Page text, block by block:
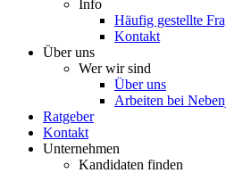
Info
Häufig gestellte
Kontakt
Über uns
Wer wir sind
Über uns
Arbeiten bei
Ratgeber
Kontakt
Unternehmen
Kandidaten finden